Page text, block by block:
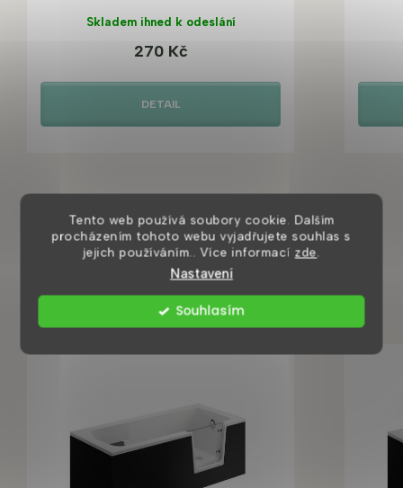
Tento web používá soubory cookie. Dalším
procházením tohoto webu vyjadřujete souhlas s
jejich používáním.. Více informací zde.
Nastavení
Souhlasím
Skladem ihned k odeslání
270 Kč
DETAIL
Mohlo by se vám také líbit